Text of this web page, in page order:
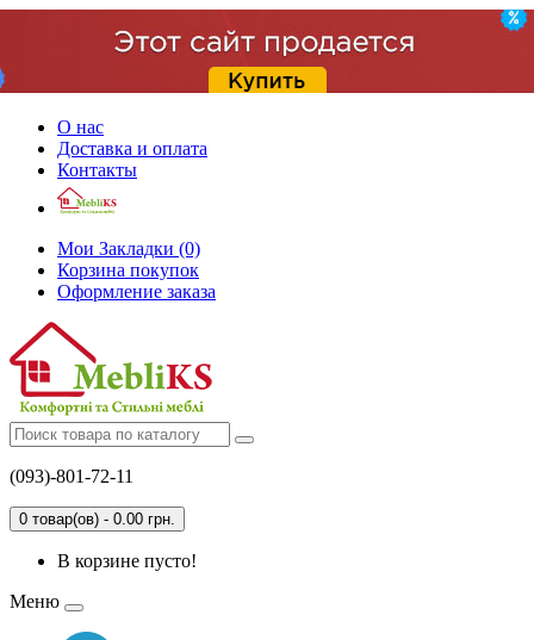
О нас
Доставка и оплата
Контакты
Мои Закладки (0)
Корзина покупок
Оформление заказа
(093)-801-72-11
0 товар(ов) - 0.00 грн.
В корзине пусто!
Меню